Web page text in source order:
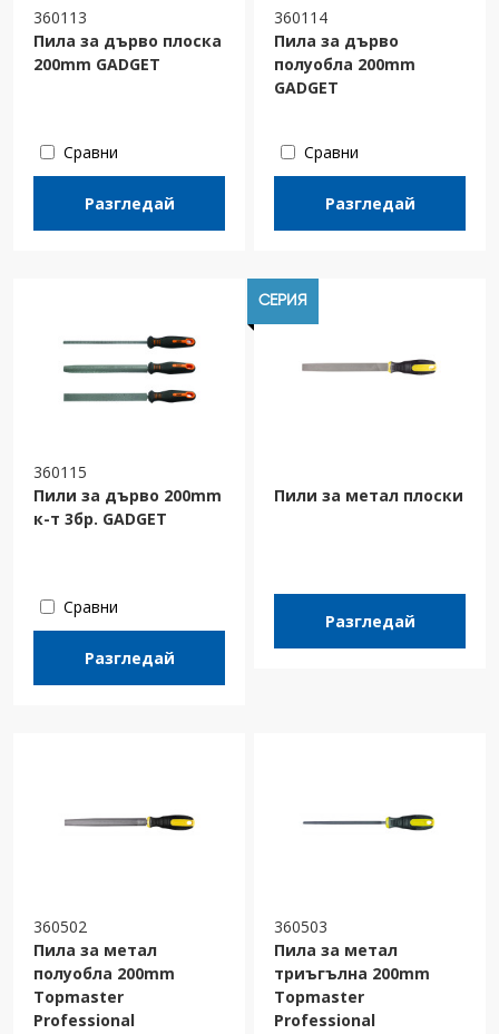
360113
Пила за дърво плоска
200mm GADGET
Сравни
Разгледай
360114
Пила за дърво
полуобла 200mm
GADGET
Сравни
Разгледай
360115
Пили за дърво 200mm
к-т 3бр. GADGET
Сравни
Разгледай
СЕРИЯ
Пили за метал плоски
Разгледай
360502
Пила за метал
полуобла 200mm
Topmaster
Professional
360503
Пила за метал
триъгълна 200mm
Topmaster
Professional